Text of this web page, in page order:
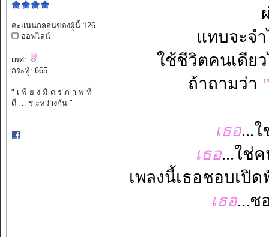
คะแนนกลอนของผู้นี้ 126
ออฟไลน์
เพศ:
กระทู้: 665
" เ พี ย ง มิ ต ร ภ า พ ที่
ดี … ร ะหว่างกัน "
แทบจะจ
ใช้ชีวิตคนเดีย
ถ้าถามว่า
เธอ...
เธอ...ใช่
เพลงนี้เธอชอบเปิ
เธอ...ช